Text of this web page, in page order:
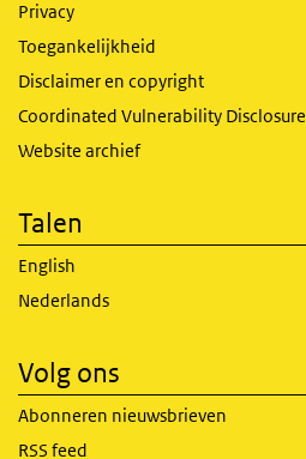
Privacy
Toegankelijkheid
Disclaimer en copyright
Coordinated Vulnerability Disclosure
Website archief
Talen
English
Nederlands
Volg ons
Abonneren nieuwsbrieven
RSS feed